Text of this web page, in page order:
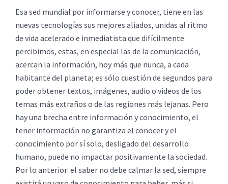
Esa sed mundial por informarse y conocer, tiene en las
nuevas tecnologías sus mejores aliados, unidas al ritmo
de vida acelerado e inmediatista que difícilmente
percibimos, estas, en especial las de la comunicación,
acercan la información, hoy más que nunca, a cada
habitante del planeta; es sólo cuestión de segundos para
poder obtener textos, imágenes, audio o videos de los
temas más extraños o de las regiones más lejanas. Pero
hay una brecha entre información y conocimiento, el
tener información no garantiza el conocer y el
conocimiento por sí solo, desligado del desarrollo
humano, puede no impactar positivamente la sociedad.
Por lo anterior: el saber no debe calmar la sed, siempre